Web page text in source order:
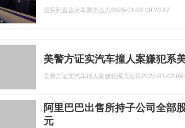
没买到直达火车票怎么办2025-01-02 09:20:42
美警方证实汽车撞人案嫌犯系
美警方证实汽车撞人案嫌犯系美公民2025-01-02
阿里巴巴出售所持子公司全部
元